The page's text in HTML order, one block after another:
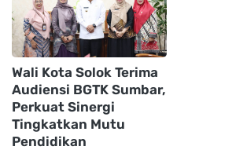
Wali Kota Solok Terima
Audiensi BGTK Sumbar,
Perkuat Sinergi
Tingkatkan Mutu
Pendidikan